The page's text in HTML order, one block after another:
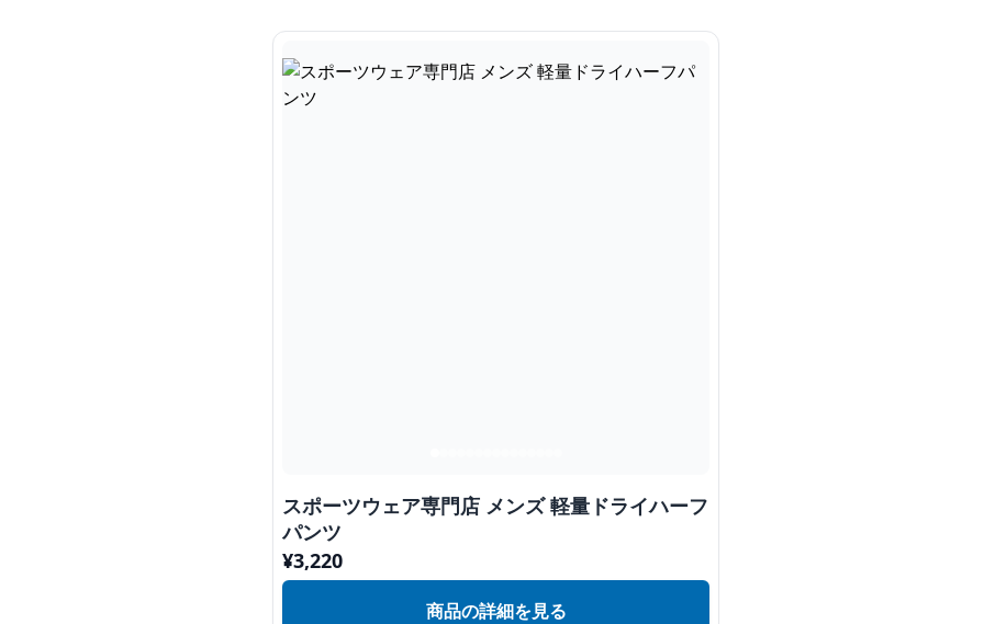
スポーツウェア専門店 メンズ 軽量ドライハーフ
パンツ
¥3,220
商品の詳細を見る